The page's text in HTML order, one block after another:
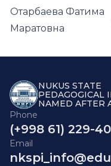
Отарбаева Фатима
Маратовна
NUKUS STATE
PEDAGOGICAL
NAMED AFTER
Phone
(+998 61) 229-
Email